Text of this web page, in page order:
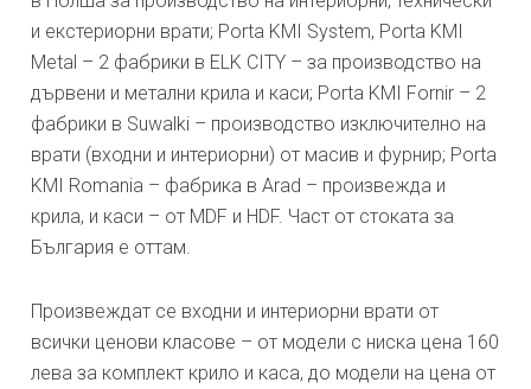
и екстериорни врати; Porta KMI System, Porta KMI
Metal – 2 фабрики в ELK CITY – за производство на
дървени и метални крила и каси; Porta KMI Fornir – 2
фабрики в Suwalki – производство изключително на
врати (входни и интериорни) от масив и фурнир; Porta
KMI Romania – фабрика в Arad – произвежда и
крила, и каси – от MDF и HDF. Част от стоката за
България е оттам.
Произвеждат се входни и интериорни врати от
всички ценови класове – от модели с ниска цена 160
лева за комплект крило и каса, до модели на цена от